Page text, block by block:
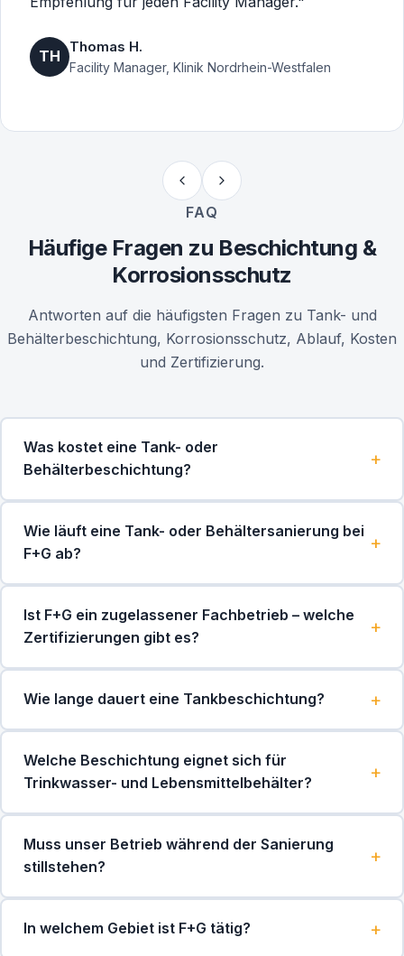
TH
Thomas H.
Facility Manager, Klinik Nordrhein-Westfalen
FAQ
Häufige Fragen zu Beschichtung &
Korrosionsschutz
Antworten auf die häufigsten Fragen zu Tank- und
Behälterbeschichtung, Korrosionsschutz, Ablauf, Kosten
und Zertifizierung.
Was kostet eine Tank- oder
Behälterbeschichtung?
Wie läuft eine Tank- oder Behältersanierung bei
F+G ab?
Ist F+G ein zugelassener Fachbetrieb – welche
Zertifizierungen gibt es?
Wie lange dauert eine Tankbeschichtung?
Welche Beschichtung eignet sich für
Trinkwasser- und Lebensmittelbehälter?
Muss unser Betrieb während der Sanierung
stillstehen?
In welchem Gebiet ist F+G tätig?